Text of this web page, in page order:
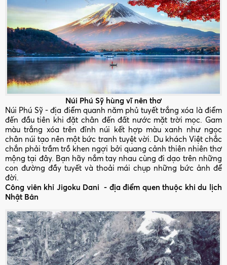
Núi Phú Sỹ hùng vĩ nên thơ
Núi Phú Sỹ - địa điểm quanh năm phủ tuyết trắng xóa là điểm
đến đầu tiên khi đặt chân đến đất nước mặt trời mọc. Gam
màu trắng xóa trên đỉnh núi kết hợp màu xanh như ngọc
chân núi tạo nên một bức tranh tuyệt vời. Du khách Việt chắc
chắn phải trầm trồ khen ngợi bởi quang cảnh thiên nhiên thơ
mộng tại đây. Bạn hãy nắm tay nhau cùng đi dạo trên những
con đường đầy tuyết và thoải mái chụp những bức ảnh để
đời.
Công viên khỉ Jigoku Dani - địa điểm quen thuộc khi du lịch
Nhật Bản